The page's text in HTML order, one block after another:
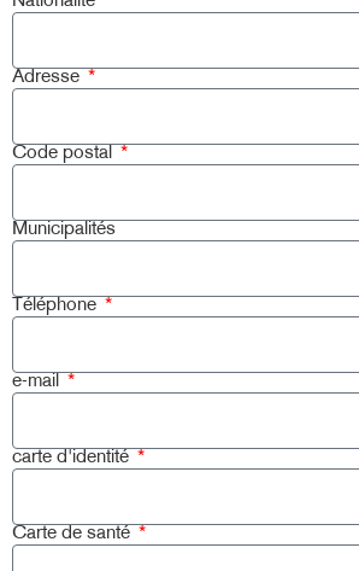
Adresse
Code postal
Municipalités
Téléphone
e-mail
carte d'identité
Carte de santé